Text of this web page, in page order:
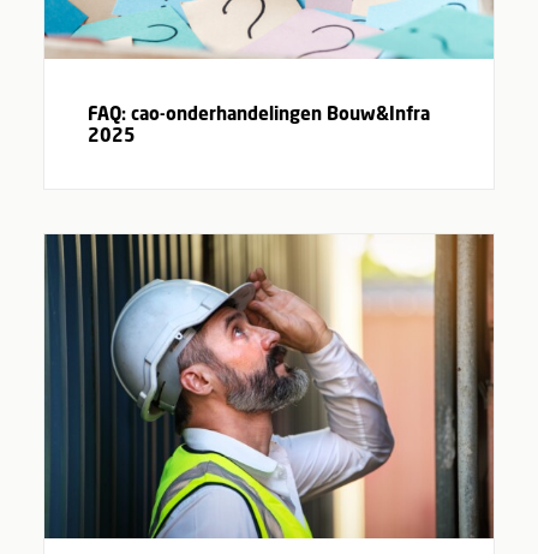
FAQ: cao-onderhandelingen Bouw&Infra
2025